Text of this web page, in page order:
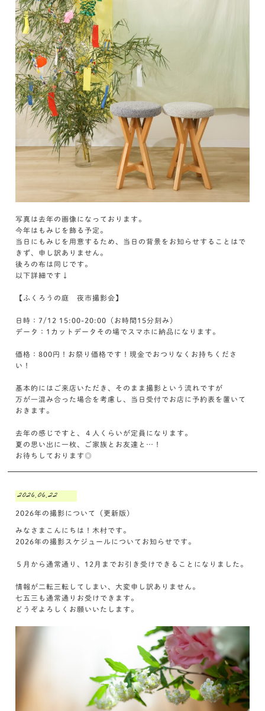
写真は去年の画像になっております。
今年はもみじを飾る予定。
当日にもみじを用意するため、当日の背景をお知らせすることはで
きず、申し訳ありません。
後ろの布は同じです。
以下詳細です↓
【ふくろうの庭 夜市撮影会】
日時：7/12 15:00-20:00（お時間15分刻み）
データ：1カットデータその場でスマホに納品になります。
価格：800円！お祭り価格です！現金でおつりなくお持ちくださ
い！
基本的にはご来店いただき、そのまま撮影という流れですが
万が一混み合った場合を考慮し、当日受付でお店に予約表を置いて
おきます。
去年の感じですと、４人くらいが定員になります。
夏の思い出に一枚、ご家族とお友達と…！
お待ちしております◎
2026.06.22
2026年の撮影について（更新版）
みなさまこんにちは！木村です。
2026年の撮影スケジュールについてお知らせです。
５月から通常通り、12月までお引き受けできることになりました。
情報が二転三転してしまい、大変申し訳ありません。
七五三も通常通りお受けできます。
どうぞよろしくお願いいたします。